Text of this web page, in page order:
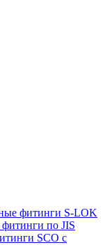
фитинги S-LOK
по JIS
SCO с